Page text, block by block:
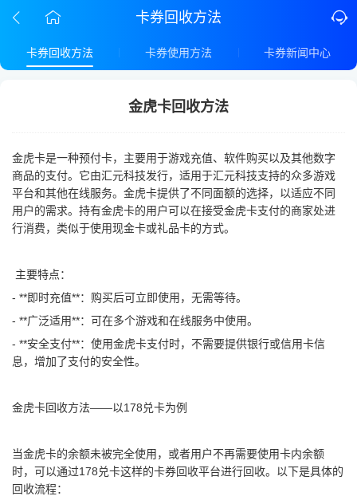
卡券回收方法
卡券回收方法 卡券使用方法 卡券新闻中心
金虎卡回收方法
金虎卡是一种预付卡，主要用于游戏充值、软件购买以及其他数字
商品的支付。它由汇元科技发行，适用于汇元科技支持的众多游戏
平台和其他在线服务。金虎卡提供了不同面额的选择，以适应不同
用户的需求。持有金虎卡的用户可以在接受金虎卡支付的商家处进
行消费，类似于使用现金卡或礼品卡的方式。
主要特点：
- **即时充值**：购买后可立即使用，无需等待。
- **广泛适用**：可在多个游戏和在线服务中使用。
- **安全支付**：使用金虎卡支付时，不需要提供银行或信用卡信
息，增加了支付的安全性。
金虎卡回收方法——以178兑卡为例
当金虎卡的余额未被完全使用，或者用户不再需要使用卡内余额
时，可以通过178兑卡这样的卡券回收平台进行回收。以下是具体的
回收流程：